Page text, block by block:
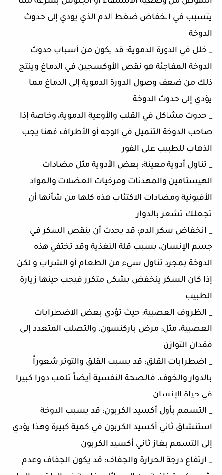
يتسبب في انخفاض ضغط الدم الذي يؤدي إلى حدوث
الدوخة
_ خلل في الدورة الدموية: قد يكون من أسباب حدوث
الدوخة المفاجئة هو نقص الأوكسجين في الدماغ وينتج
ذلك من ضعف وصول الدورة الدموية إلى الدماغ مما
يؤدي إلى حدوث الدوخة
_ حدوث مشاكل في القلب والأوعية الدموية، وخاصة إذا
صاحب الدوخة التنميل في الوجه أو الأطراف فهنا يجب
الذهاب للطبيب على الفور
_ تناول أدوية معينة: بعض الأدوية مثل مضادات
الهيستامين والمهدئات ومرخيات العضلات والمواد
الأفيونية ومضادات الاكتئاب هذه كلها من شأنها أن
تجعلك تشعر بالدوار
_ انخفاض سكر الدم: قد يحدث أن ينقص السكر في
جسم الإنسان، بسبب قلة التغذية وقد تختفي هذه
الدوخة بمجرد تناول سيء من الطعام أو الشراب و لكن
إذا كان السكر ينخفض بشكل متكرر فيجب حينها زيارة
الطبيب
_ الظروف العصبية: حيث تؤدي بعض الاضطرابات
العصبية، مثل: مرض باركنسون، والتصلب المتعدد إلى
فقدان التوازن
_ اضطرابات القلق: قد يسبب القلق والتوتر شعوراً
بالدوار والخوف، فالصحة النفسية أيضاً تلعب دورا كبيرا
في حياة الإنسان
_ التسمم بأول أكسيد الكربون: قد يسبب الدوخة
استنشاق ثاني أكسيد الكربون في كمية كبيرة وهذا يؤدي
إلى التسمم بغاز ثاني أكسيد الكربون
_ ارتفاع درجة الحرارة والجفاف: قد يكون الجفاف وعدم